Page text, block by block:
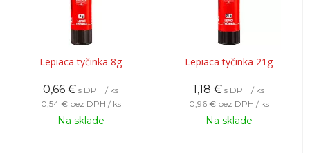
Lepiaca tyčinka 8g
0,66 € s DPH / ks
0,54 € bez DPH / ks
Na sklade
Lepiaca tyčinka 21g
1,18 € s DPH / ks
0,96 € bez DPH / ks
Na sklade